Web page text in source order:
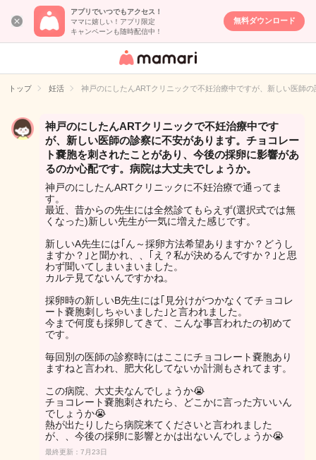
アプリでいつでもアクセス！
ママに嬉しい！アプリ限定
キャンペーンも随時配信中！
無料ダウンロード
女性専用匿名QA
イト
トップ 妊活 神戸のにしたんARTクリニックで不妊治療中ですが、新しい医師
神戸のにしたんARTクリニックで不妊治療中です
が、新しい医師の診察に不安があります。チョコレー
ト嚢胞を刺されたことがあり、今後の採卵に影響があ
るのか心配です。病院は大丈夫でしょうか。
神戸のにしたんARTクリニックに不妊治療で通ってま
す。
最近、昔からの先生には全然診てもらえず(選択式では無
くなった)新しい先生が一気に増えた感じです。
新しいA先生には｢ん～採卵方法希望ありますか？どうし
ますか？｣と聞かれ、、｢え？私が決めるんですか？｣と思
わず聞いてしまいまいました。
カルテ見てないんですかね。
採卵時の新しいB先生には｢見分けがつかなくてチョコレ
ート嚢胞刺しちゃいました｣と言われました。
今まで何度も採卵してきて、こんな事言われたの初めて
です。
毎回別の医師の診察時にはここにチョコレート嚢胞あり
ますねと言われ、肥大化してないか計測もされてます。
この病院、大丈夫なんでしょうか😭
チョコレート嚢胞刺されたら、どこかに言った方いいん
でしょうか😭
熱が出たりしたら病院来てくださいと言われました
が、、今後の採卵に影響とかは出ないんでしょうか😭
最終更新：7月23日